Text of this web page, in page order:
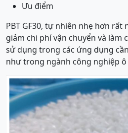
Ưu điểm
PBT GF30, tự nhiên nhẹ hơn rất
giảm chi phí vận chuyển và làm
sử dụng trong các ứng dụng
như trong ngành công nghiệp